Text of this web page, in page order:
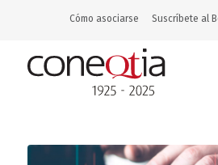
Cómo asociarse Suscríbete al